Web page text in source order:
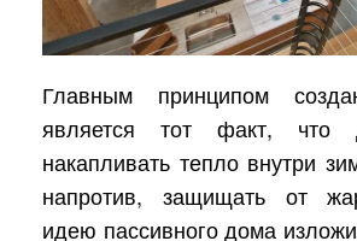
Главным принципом
является тот факт, что
накапливать тепло внутри
напротив, защищать от
идею пассивного дома